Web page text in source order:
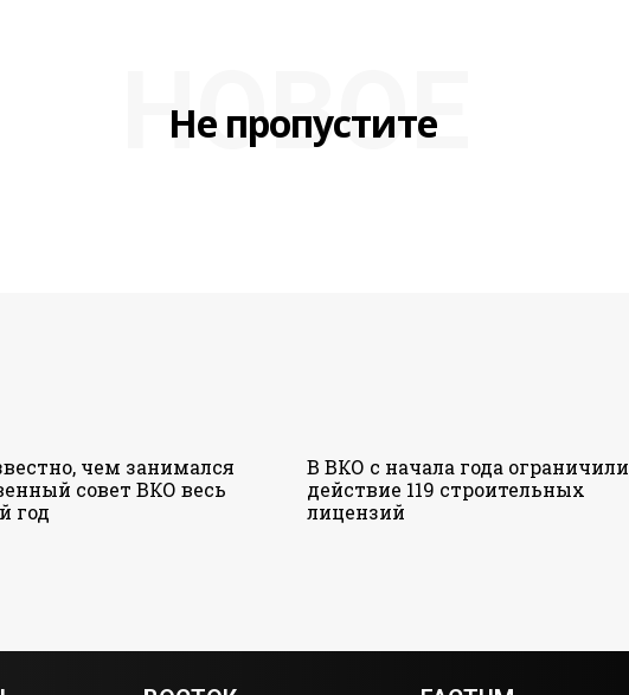
Не пропустите
НОВОЕ
чем занимался
совет ВКО весь
год
В ВКО с начала года ограничили
действие 119 строительных
лицензий